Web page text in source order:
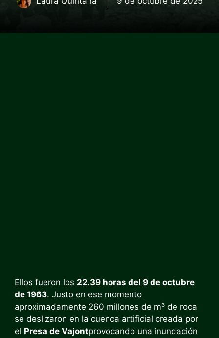
Ellos fueron los 22.39 horas del 9 de octubre
de 1963. Justo en ese momento
aproximadamente 260 millones de m³ de roca
se deslizaron en la cuenca artificial creada por
el Presa de Vajontprovocando una inundación